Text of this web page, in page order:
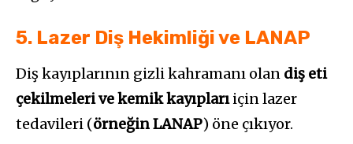
5. Lazer Diş Hekimliği ve LANAP
Diş kayıplarının gizli kahramanı olan diş eti
çekilmeleri ve kemik kayıplarıiçin lazer
tedavileri (örneğin LANAP) öne çıkıyor.